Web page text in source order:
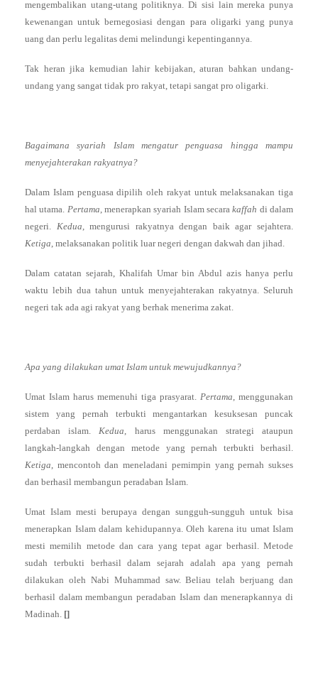
mengembalikan utang-utang politiknya. Di sisi lain mereka punya
kewenangan untuk bernegosiasi dengan para oligarki yang punya
uang dan perlu legalitas demi melindungi kepentingannya.
Tak heran jika kemudian lahir kebijakan, aturan bahkan undang-
undang yang sangat tidak pro rakyat, tetapi sangat pro oligarki.
Bagaimana syariah Islam mengatur penguasa hingga mampu
menyejahterakan rakyatnya?
Dalam Islam penguasa dipilih oleh rakyat untuk melaksanakan tiga
hal utama. Pertama, menerapkan syariah Islam secarakaffah di dalam
negeri. Kedua, mengurusi rakyatnya dengan baik agar sejahtera.
Ketiga, melaksanakan politik luar negeri dengan dakwah dan jihad.
Dalam catatan sejarah, Khalifah Umar bin Abdul azis hanya perlu
waktu lebih dua tahun untuk menyejahterakan rakyatnya. Seluruh
negeri tak ada agi rakyat yang berhak menerima zakat.
Apa yang dilakukan umat Islam untuk mewujudkannya?
Umat Islam harus memenuhi tiga prasyarat. Pertama, menggunakan
sistem yang pernah terbukti mengantarkan kesuksesan puncak
perdaban islam.Kedua, harus menggunakan strategi ataupun
langkah-langkah dengan metode yang pernah terbukti berhasil.
Ketiga, mencontoh dan meneladani pemimpin yang pernah sukses
dan berhasil membangun peradaban Islam.
Umat Islam mesti berupaya dengan sungguh-sungguh untuk bisa
menerapkan Islam dalam kehidupannya. Oleh karena itu umat Islam
mesti memilih metode dan cara yang tepat agar berhasil. Metode
sudah terbukti berhasil dalam sejarah adalah apa yang pernah
dilakukan oleh Nabi Muhammad saw. Beliau telah berjuang dan
berhasil dalam membangun peradaban Islam dan menerapkannya di
Madinah. []